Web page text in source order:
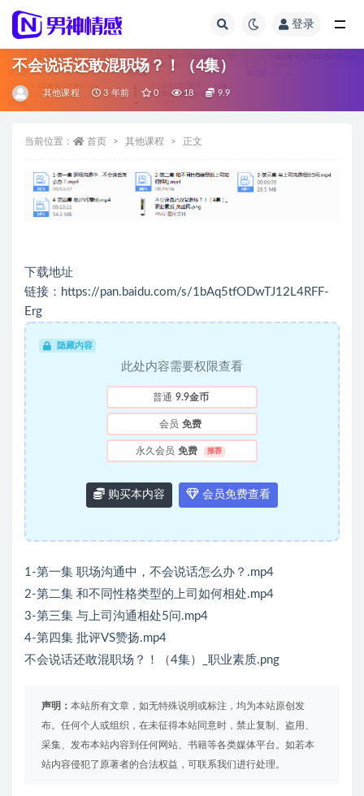
登录
不会说话还敢混职场？！（4集）
其他课程 3 年前 0 18 9.9
当前位置： 首页 其他课程 正文
下载地址
链接：https://pan.baidu.com/s/1bAq5tfODwTJ12L4RFF-
Erg
隐藏内容
此处内容需要权限查看
普通 9.9金币
会员 免费
永久会员 免费 推荐
购买本内容 会员免费查看
1-第一集 职场沟通中，不会说话怎么办？.mp4
2-第二集 和不同性格类型的上司如何相处.mp4
3-第三集 与上司沟通相处5问.mp4
4-第四集 批评VS赞扬.mp4
不会说话还敢混职场？！（4集）_职业素质.png
声明： 本站所有文章，如无特殊说明或标注，均为本站原创发
布。任何个人或组织，在未征得本站同意时，禁止复制、盗用、
采集、发布本站内容到任何网站、书籍等各类媒体平台。如若本
站内容侵犯了原著者的合法权益，可联系我们进行处理。